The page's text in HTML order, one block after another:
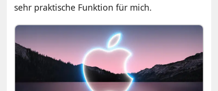
sehr praktische Funktion für mich.